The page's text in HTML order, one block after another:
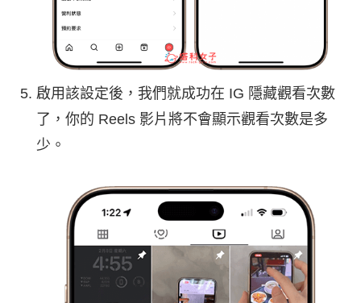
啟用該設定後，我們就成功在 IG 隱藏觀看次數
了，你的 Reels 影片將不會顯示觀看次數是多
少。